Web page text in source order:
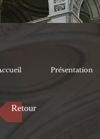
Présentation
Retour